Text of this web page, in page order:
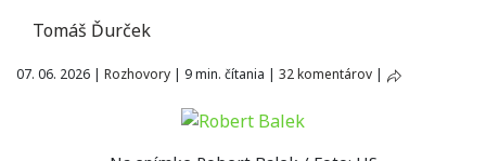
Tomáš Ďurček
07. 06. 2026 | Rozhovory | 9 min. čítania | 32 komentárov |